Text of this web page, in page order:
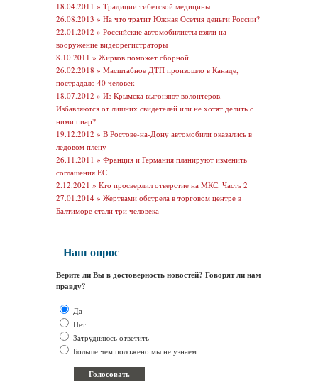
18.04.2011 » Традиции тибетской медицины
26.08.2013 » На что тратит Южная Осетия деньги России?
22.01.2012 » Российские автомобилисты взяли на
вооружение видеорегистраторы
8.10.2011 » Жирков поможет сборной
26.02.2018 » Масштабное ДТП произошло в Канаде,
пострадало 40 человек
18.07.2012 » Из Крымска выгоняют волонтеров.
Избавляются от лишних свидетелей или не хотят делить с
ними пиар?
19.12.2012 » В Ростове-на-Дону автомобили оказались в
ледовом плену
26.11.2011 » Франция и Германия планируют изменить
соглашения ЕС
2.12.2021 » Кто просверлил отверстие на МКС. Часть 2
27.01.2014 » Жертвами обстрела в торговом центре в
Балтиморе стали три человека
Наш опрос
Верите ли Вы в достоверность новостей? Говорят ли нам
правду?
Да
Нет
Затрудняюсь ответить
Больше чем положено мы не узнаем